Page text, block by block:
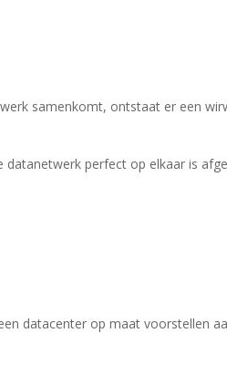
samenkomt, ontstaat er een
perfect op elkaar is
datacenter op maat voorstellen